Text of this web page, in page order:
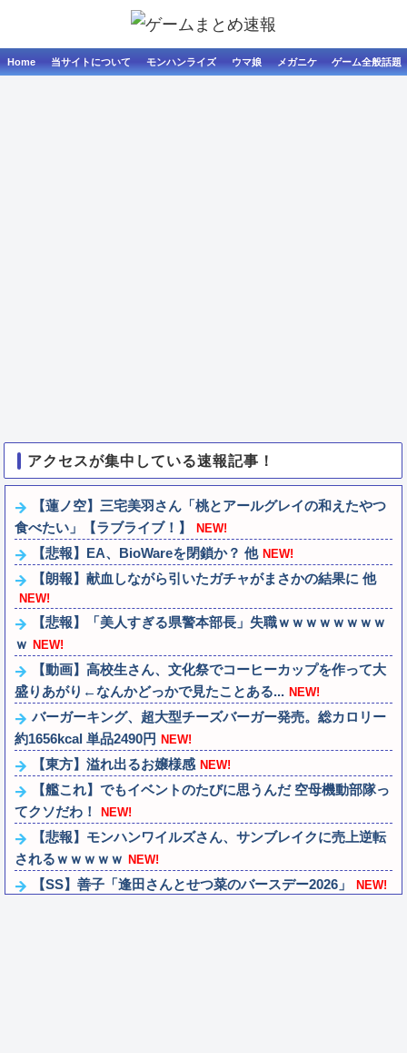
Home 当サイトについて モンハンライズ ウマ娘 メガニケ ゲーム全般話題
アクセスが集中している速報記事！
【蓮ノ空】三宅美羽さん「桃とアールグレイの和えたやつ
食べたい」【ラブライブ！】
NEW!
【悲報】EA、BioWareを閉鎖か？ 他 NEW!
【朗報】献血しながら引いたガチャがまさかの結果に 他
NEW!
【悲報】「美人すぎる県警本部長」失職ｗｗｗｗｗｗｗｗ
ｗ NEW!
【動画】高校生さん、文化祭でコーヒーカップを作って大
盛りあがり←なんかどっかで見たことある... NEW!
バーガーキング、超大型チーズバーガー発売。総カロリー
約1656kcal 単品2490円 NEW!
【東方】溢れ出るお嬢様感 NEW!
【艦これ】でもイベントのたびに思うんだ 空母機動部隊っ
てクソだわ！
NEW!
【悲報】モンハンワイルズさん、サンブレイクに売上逆転
されるｗｗｗｗｗ NEW!
【SS】善子「逢田さんとせつ菜のバースデー2026」 NEW!